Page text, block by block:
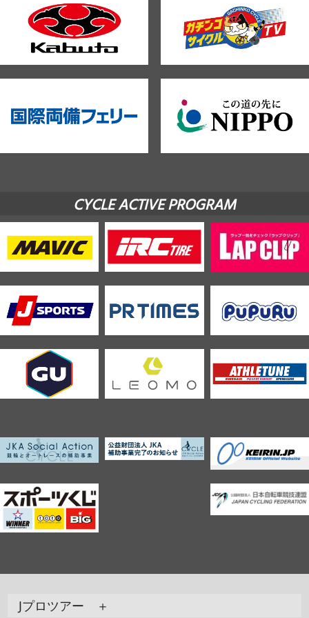
CYCLE ACTIVE PROGRAM
Jプロツアー ＋